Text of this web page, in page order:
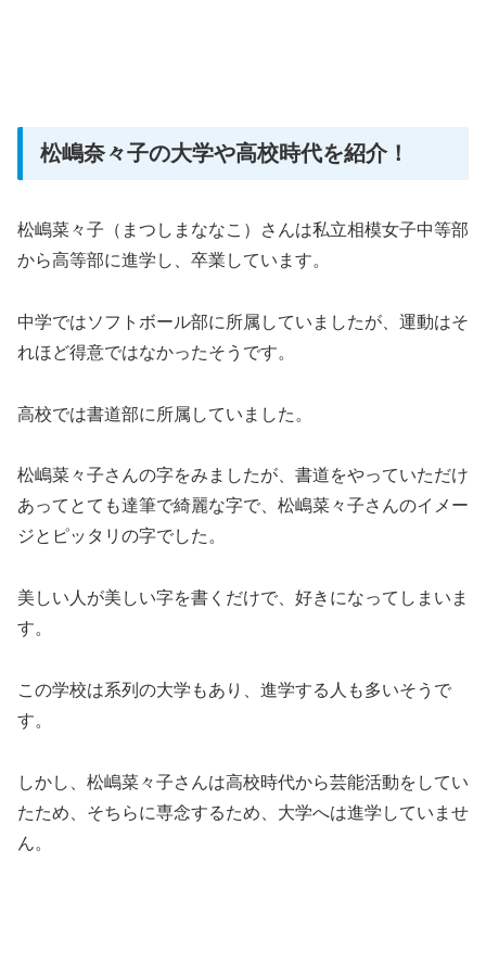
松嶋奈々子の大学や高校時代を紹介！
松嶋菜々子（まつしまななこ）さんは私立相模女子中等部
から高等部に進学し、卒業しています。
中学ではソフトボール部に所属していましたが、運動はそ
れほど得意ではなかったそうです。
高校では書道部に所属していました。
松嶋菜々子さんの字をみましたが、書道をやっていただけ
あってとても達筆で綺麗な字で、松嶋菜々子さんのイメー
ジとピッタリの字でした。
美しい人が美しい字を書くだけで、好きになってしまいま
す。
この学校は系列の大学もあり、進学する人も多いそうで
す。
しかし、松嶋菜々子さんは高校時代から芸能活動をしてい
たため、そちらに専念するため、大学へは進学していませ
ん。